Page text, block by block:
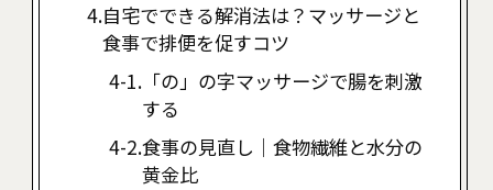
自宅でできる解消法は？マッサージと
食事で排便を促すコツ
「の」の字マッサージで腸を刺激
する
食事の見直し｜食物繊維と水分の
黄金比